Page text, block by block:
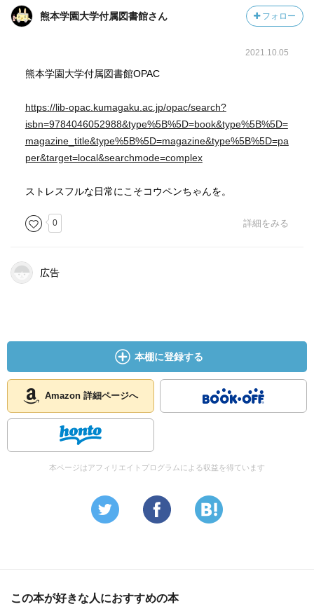
熊本学園大学付属図書館さん フォロー
2021.10.05
熊本学園大学付属図書館OPAC
https://lib-opac.kumagaku.ac.jp/opac/search?
isbn=9784046052988&type%5B%5D=book&type%5B%5D=
magazine_title&type%5B%5D=magazine&type%5B%5D=pa
per&target=local&searchmode=complex
ストレスフルな日常にこそコウペンちゃんを。
0 詳細をみる
広告
本棚に登録する
Amazon 詳細ページへ
本ページはアフィリエイトプログラムによる収益を得ています
この本が好きな人におすすめの本